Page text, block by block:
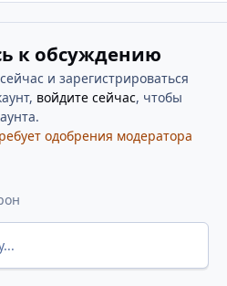
к обсуждению
и зарегистрироваться
войдите сейчас, чтобы
одобрения модератора